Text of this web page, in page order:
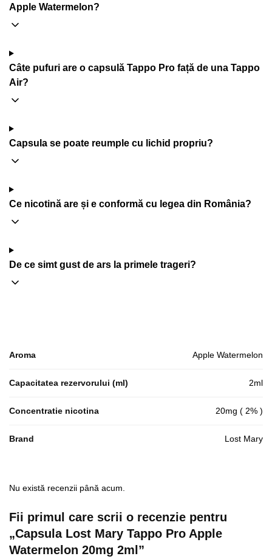
Apple Watermelon?
Câte pufuri are o capsulă Tappo Pro față de una Tappo
Air?
Capsula se poate reumple cu lichid propriu?
Ce nicotină are și e conformă cu legea din România?
De ce simt gust de ars la primele trageri?
Aroma Apple Watermelon
Capacitatea rezervorului (ml) 2ml
Concentratie nicotina 20mg ( 2% )
Brand Lost Mary
Nu există recenzii până acum.
Fii primul care scrii o recenzie pentru
„Capsula Lost Mary Tappo Pro Apple
Watermelon 20mg 2ml”